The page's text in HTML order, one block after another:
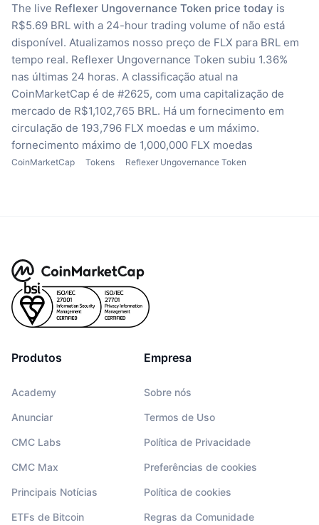
The live Reflexer Ungovernance Token price today is
R$5.69 BRL with a 24-hour trading volume of não está
disponível. Atualizamos nosso preço de FLX para BRL em
tempo real. Reflexer Ungovernance Token subiu 1.36%
nas últimas 24 horas. A classificação atual na
CoinMarketCap é de #2625, com uma capitalização de
mercado de R$1,102,765 BRL. Há um fornecimento em
circulação de 193,796 FLX moedas e um máximo.
fornecimento máximo de 1,000,000 FLX moedas
CoinMarketCap Tokens Reflexer Ungovernance Token
Produtos
Academy
Anunciar
CMC Labs
CMC Max
Principais Notícias
ETFs de Bitcoin
Empresa
Sobre nós
Termos de Uso
Política de Privacidade
Preferências de cookies
Política de cookies
Regras da Comunidade